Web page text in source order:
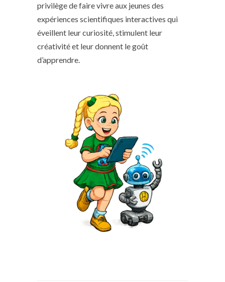
privilège de faire vivre aux jeunes des
expériences scientifiques interactives qui
éveillent leur curiosité, stimulent leur
créativité et leur donnent le goût
d’apprendre.